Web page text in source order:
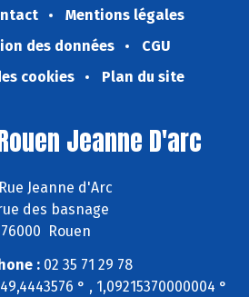
Mentions légales
des données
CGU
cookies
Plan du site
Jeanne D'arc
Jeanne d'Arc
des basnage
76000 Rouen
:02 35 71 29 78
49,4443576 ° , 1,09215370000004 °